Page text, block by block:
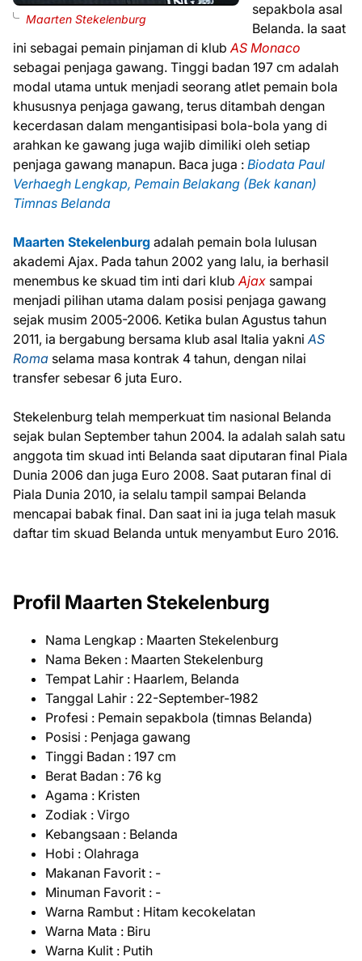
Maarten Stekelenburg
sepakbola asal
Belanda. Ia saat
ini sebagai pemain pinjaman di klubAS Monaco
sebagai penjaga gawang. Tinggi badan 197 cm adalah
modal utama untuk menjadi seorang atlet pemain bola
khususnya penjaga gawang, terus ditambah dengan
kecerdasan dalam mengantisipasi bola-bola yang di
arahkan ke gawang juga wajib dimiliki oleh setiap
penjaga gawang manapun. Baca juga : Biodata Paul
Verhaegh Lengkap, Pemain Belakang (Bek kanan)
Timnas Belanda
Maarten Stekelenburg adalah pemain bola lulusan
akademi Ajax. Pada tahun 2002 yang lalu, ia berhasil
menembus ke skuad tim inti dari klubAjax sampai
menjadi pilihan utama dalam posisi penjaga gawang
sejak musim 2005-2006. Ketika bulan Agustus tahun
2011, ia bergabung bersama klub asal Italia yakniAS
Roma selama masa kontrak 4 tahun, dengan nilai
transfer sebesar 6 juta Euro.
Stekelenburg telah memperkuat tim nasional Belanda
sejak bulan September tahun 2004. Ia adalah salah satu
anggota tim skuad inti Belanda saat diputaran final Piala
Dunia 2006 dan juga Euro 2008. Saat putaran final di
Piala Dunia 2010, ia selalu tampil sampai Belanda
mencapai babak final. Dan saat ini ia juga telah masuk
daftar tim skuad Belanda untuk menyambut Euro 2016.
Profil Maarten Stekelenburg
Nama Lengkap : Maarten Stekelenburg
Nama Beken : Maarten Stekelenburg
Tempat Lahir : Haarlem, Belanda
Tanggal Lahir : 22-September-1982
Profesi : Pemain sepakbola (timnas Belanda)
Posisi : Penjaga gawang
Tinggi Badan : 197 cm
Berat Badan : 76 kg
Agama : Kristen
Zodiak : Virgo
Kebangsaan : Belanda
Hobi : Olahraga
Makanan Favorit : -
Minuman Favorit : -
Warna Rambut : Hitam kecokelatan
Warna Mata : Biru
Warna Kulit : Putih